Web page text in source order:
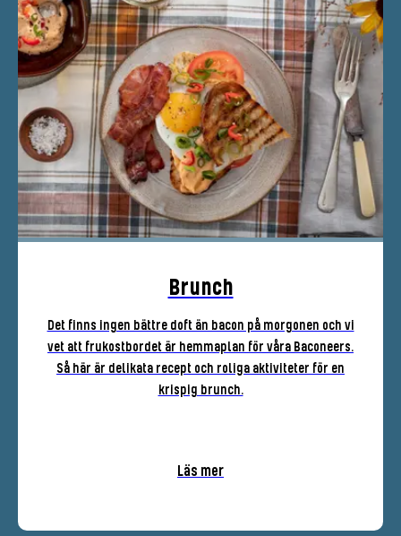
Brunch
Det finns ingen bättre doft än bacon på morgonen och vi
vet att frukostbordet är hemmaplan för våra Baconeers.
Så här är delikata recept och roliga aktiviteter för en
krispig brunch.
Läs mer